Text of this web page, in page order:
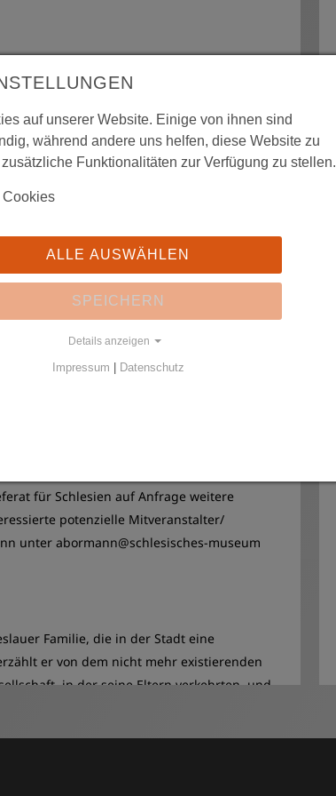
Kooperation mit dem Kraszewski-
Kino PozaNova, im Rahmen
im Rahmen der
im Rahmen des
erzählt die Geschichte eines deutschen
und eines polnischen Bewohners, der als
bis heute in der Stadt lebt. Beide Männer
Festung Breslau fest. Die in Wrocław
deutschen und polnischen Archiven
und 80 Jahre nach den
für Schlesien auf Anfrage weitere
potenzielle Mitveranstalter/
unter abormann@schlesisches-museum
Familie, die in der Stadt eine
er von dem nicht mehr existierenden
in der seine Eltern verkehrten, und
auf unserer Website. Einige von ihnen sind
während andere uns helfen, diese Website zu
Funktionalitäten zur Verfügung zu stellen.
Cookies
ALLE AUSWÄHLEN
SPEICHERN
Details anzeigen
Impressum Datenschutz